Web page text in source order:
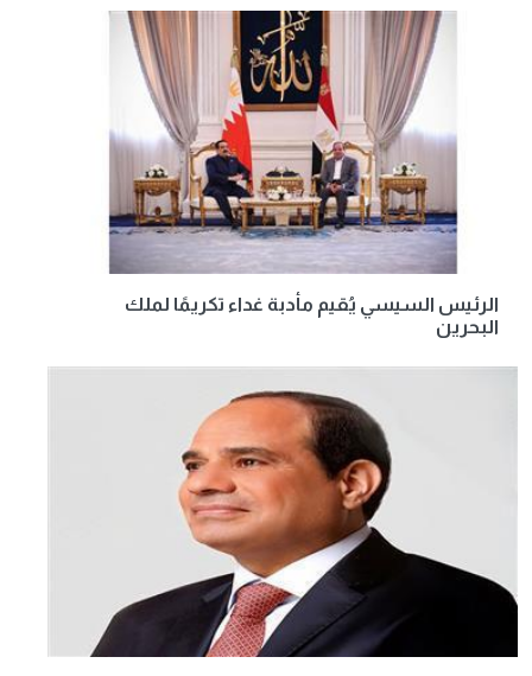
الرئيس السيسي يُقيم مأدبة غداء تكريمًا لملك
البحرين